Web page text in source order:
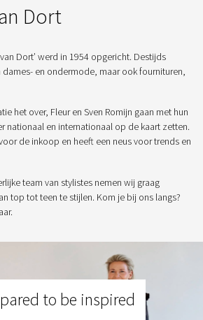
Dort
Dort’ werd in 1954 opgericht. Destijds
en ondermode, maar ook fournituren,
het over, Fleur en Sven Romijn gaan met hun
nationaal en internationaal op de kaart zetten.
de inkoop en heeft een neus voor trends en
team van stylistes nemen wij graag
top tot teen te stijlen. Kom je bij ons langs?
to be inspired